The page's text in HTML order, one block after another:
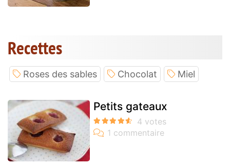
Recettes
Roses des sables Chocolat Miel
Petits gateaux